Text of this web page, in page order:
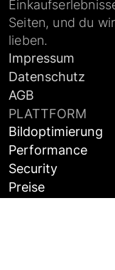
Seiten, und du
lieben.
Impressum
Datenschutz
AGB
PLATTFORM
Bildoptimierung
Performance
Security
Preise